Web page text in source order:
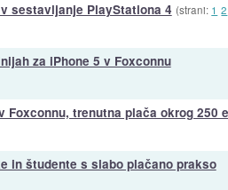
sestavljanje PlayStationa 4 (strani: 1 2
za iPhone 5 v Foxconnu
trenutna plača okrog 250
in študente s slabo plačano prakso